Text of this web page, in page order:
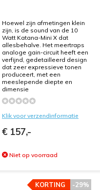
Hoewel zijn afmetingen klein
zijn, is de sound van de 10
Watt Katana-Mini X dat
allesbehalve. Het meertraps
analoge gain-circuit heeft een
verfijnd, gedetailleerd design
dat zeer expressieve tonen
produceert, met een
meeslepende diepte en
dimensie
Klik voor verzendinformatie
€ 157,-
Niet op voorraad
-29%
KORTING -29%
KORTING